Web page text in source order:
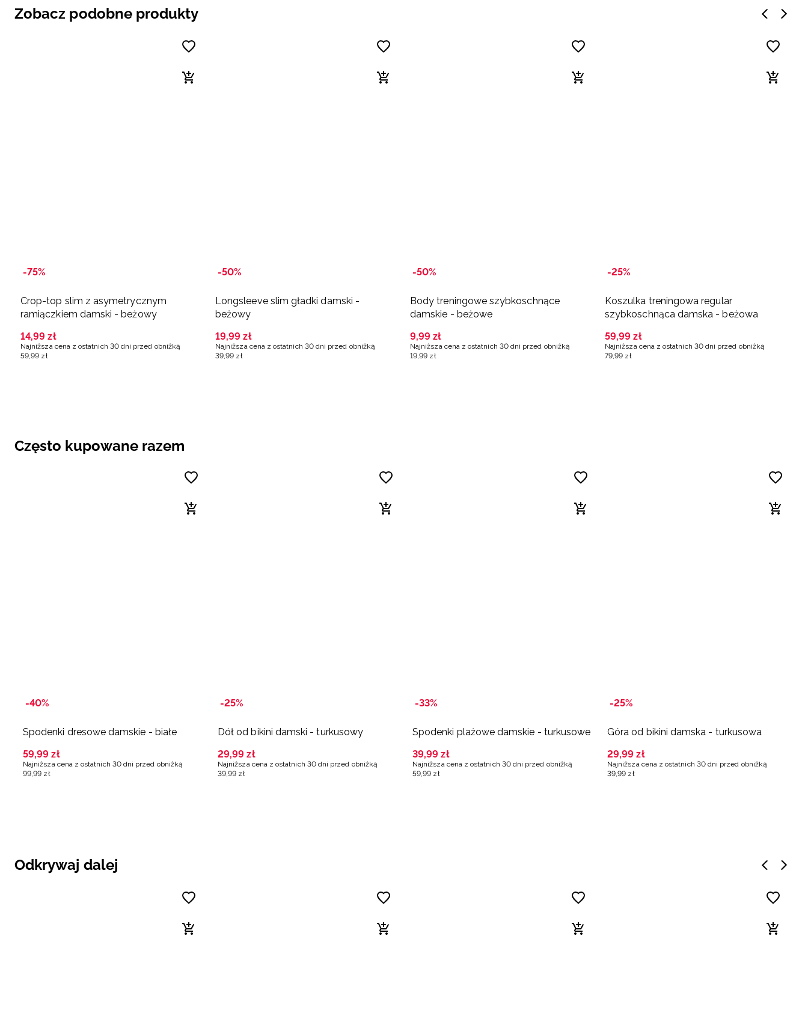
Zobacz podobne produkty
-75%
Crop-top slim z asymetrycznym
ramiączkiem damski - beżowy
14,99 zł
Najniższa cena z ostatnich 30 dni przed obniżką
59,99 zł
-50%
Longsleeve slim gładki damski -
beżowy
19,99 zł
Najniższa cena z ostatnich 30 dni przed obniżką
39,99 zł
-50%
Body treningowe szybkoschnące
damskie - beżowe
9,99 zł
Najniższa cena z ostatnich 30 dni przed obniżką
19,99 zł
-25%
Koszulka treningowa regular
szybkoschnąca damska - beżowa
59,99 zł
Najniższa cena z ostatnich 30 dni przed obniżką
79,99 zł
Często kupowane razem
-40%
Spodenki dresowe damskie - białe
59,99 zł
Najniższa cena z ostatnich 30 dni przed obniżką
99 ,99 zł
-25%
Dół od bikini damski - turkusowy
29,99 zł
Najniższa cena z ostatnich 30 dni przed obniżką
39 ,99 zł
-33%
Spodenki plażowe damskie - turkusowe
39,99 zł
Najniższa cena z ostatnich 30 dni przed obniżką
59 ,99 zł
-25%
Góra od bikini damska - turkusowa
29,99 zł
Najniższa cena z ostatnich 30 dni przed obniżką
39 ,99 zł
Odkrywaj dalej